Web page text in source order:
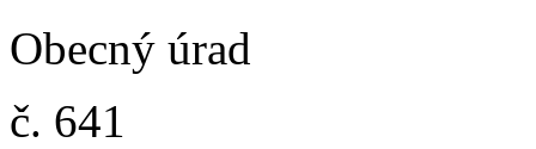
Obecný úrad
č. 641